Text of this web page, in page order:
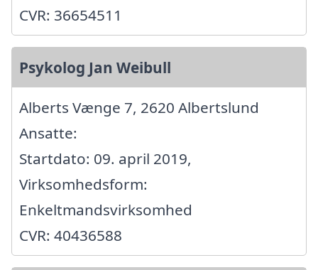
CVR: 36654511
Psykolog Jan Weibull
Alberts Vænge 7, 2620 Albertslund
Ansatte:
Startdato: 09. april 2019,
Virksomhedsform:
Enkeltmandsvirksomhed
CVR: 40436588